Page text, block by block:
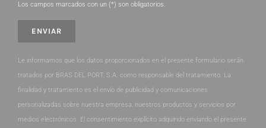
Los campos marcados con un (*) son obligatorios.
Le informamos que los datos proporcionados en el presente formulario serán
tratados por BRAS DEL PORT, S.A. como responsable del tratamiento. La
finalidad y tratamiento es el envío de publicidad y comunicaciones
personalizadas sobre nuestra empresa, nuestros productos y servicios por
medios electrónicos. El consentimiento explícito adquirido enviando el presente